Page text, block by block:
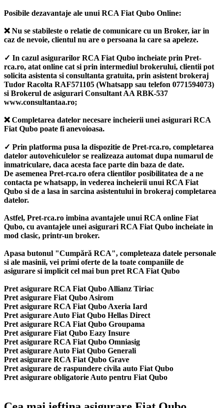
Posibile dezavantaje ale unui RCA Fiat Qubo Online:
❌ Nu se stabileste o relatie de comunicare cu un Broker, iar in
caz de nevoie, clientul nu are o persoana la care sa apeleze.
✓ In cazul asigurarilor RCA Fiat Qubo incheiate prin Pret-
rca.ro, atat online cat si prin intermediul brokerului, clientii pot
solicita asistenta si consultanta gratuita, prin asistent brokeraj
Tudor Racolta RAF571105 (Whatsapp sau telefon 0771594073)
si Brokerul de asigurari Consultant AA RBK-537
www.consultantaa.ro;
❌ Completarea datelor necesare incheierii unei asigurari RCA
Fiat Qubo poate fi anevoioasa.
✓ Prin platforma pusa la dispozitie de Pret-rca.ro, completarea
datelor autovehiculelor se realizeaza automat dupa numarul de
inmatriculare, daca acesta face parte din baza de date.
De asemenea Pret-rca.ro ofera clientilor posibilitatea de a ne
contacta pe whatsapp, in vederea incheierii unui RCA Fiat
Qubo si de a lasa in sarcina asistentului in brokeraj completarea
datelor.
Astfel, Pret-rca.ro imbina avantajele unui RCA online Fiat
Qubo, cu avantajele unei asigurari RCA Fiat Qubo incheiate in
mod clasic, printr-un broker.
Apasa butonul "Cumpără RCA", completeaza datele personale
si ale masinii, vei primi oferte de la toate companiile de
asigurare si implicit cel mai bun pret RCA Fiat Qubo
Pret asigurare RCA Fiat Qubo Allianz Tiriac
Pret asigurare Fiat Qubo Asirom
Pret asigurare RCA Fiat Qubo Axeria Iard
Pret asigurare Auto Fiat Qubo Hellas Direct
Pret asigurare RCA Fiat Qubo Groupama
Pret asigurare Fiat Qubo Eazy Insure
Pret asigurare RCA Fiat Qubo Omniasig
Pret asigurare Auto Fiat Qubo Generali
Pret asigurare RCA Fiat Qubo Grave
Pret asigurare de raspundere civila auto Fiat Qubo
Pret asigurare obligatorie Auto pentru Fiat Qubo